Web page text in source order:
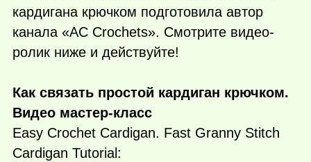
кардигана крючком подготовила автор
канала «AC Crochets». Смотрите видео-
ролик ниже и действуйте!
Как связать простой кардиган крючком.
Видео мастер-класс
Easy Crochet Cardigan. Fast Granny Stitch
Cardigan Tutorial: